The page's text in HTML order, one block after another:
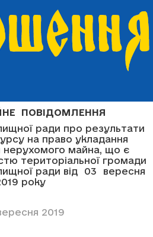
ПОВІДОМЛЕННЯ
ради про результати
на право укладання
нерухомого майна, що є
територіальної громади
ради від 03 вересня
року
2019